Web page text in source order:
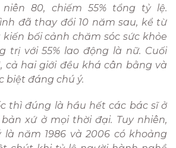
80, chiếm 55% tổng tỷ lệ.
đã thay đổi 10 năm sau, kể từ
kiến bối cảnh chăm sóc sức khỏe
trị với 55% lao động là nữ. Cuối
cả hai giới đều khá cân bằng và
biệt đáng chú ý.
thì đúng là hầu hết các bác sĩ ở
xứ ở mọi thời đại. Tuy nhiên,
năm 1986 và 2006 có khoảng